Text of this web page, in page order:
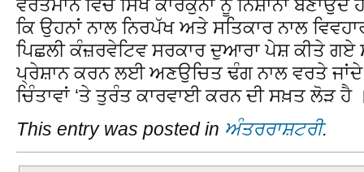
ਵਰਤਮਾਨ ਵਿੱਚ ਸਿੱਖ ਕਾਰਕੁਨਾਂ ਨੂੰ ਨਿਸ਼ਾਨਾ
ਕਿ ਉਹਨਾਂ ਨਾਲ ਨਿਰਪੱਖ ਅਤੇ ਸਤਿਕਾਰ ਨਾਲ
ਪਿਛਲੀ ਕੰਜ਼ਰਵੇਟਿਵ ਸਰਕਾਰ ਦੁਆਰਾ ਪੇਸ਼ ਕੀਤੇ ਗਏ
ਪ੍ਰੇਸ਼ਾਨ ਕਰਨ ਲਈ ਅਣਉਚਿਤ ਢੰਗ ਨਾਲ ਵਰਤੇ
ਚਿੰਤਾਵਾਂ ‘ਤੇ ਤੁਰੰਤ ਕਾਰਵਾਈ ਕਰਨ ਦੀ ਸਖ਼ਤ ਲੋੜ ਹੈ
This entry was posted in ਅੰਤਰਰਾਸ਼ਟਰੀ.